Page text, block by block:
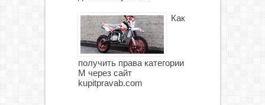
Как
получить права категории
М через сайт
kupitpravab.com